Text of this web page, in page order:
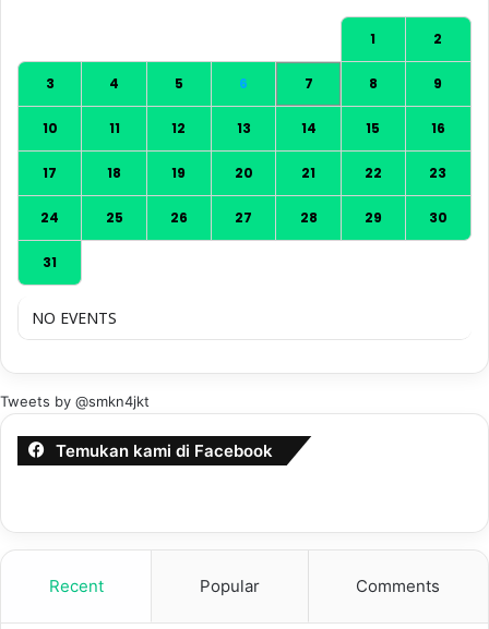
1 2
3 4 5 6 7 8 9
10 11 12 13 14 15 16
17 18 19 20 21 22 23
24 25 26 27 28 29 30
31
NO EVENTS
Tweets by @smkn4jkt
Temukan kami di Facebook
Recent Popular Comments